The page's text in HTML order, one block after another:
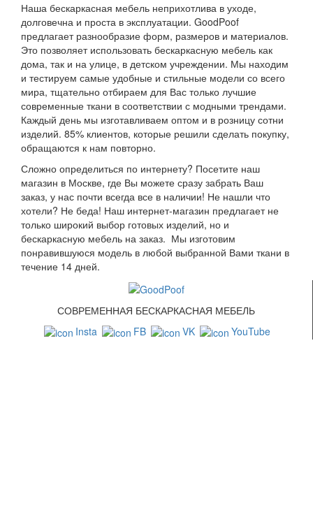
Наша бескаркасная мебель неприхотлива в уходе,
долговечна и проста в эксплуатации. GoodPoof
предлагает разнообразие форм, размеров и материалов.
Это позволяет использовать бескаркасную мебель как
дома, так и на улице, в детском учреждении. Мы находим
и тестируем самые удобные и стильные модели со всего
мира, тщательно отбираем для Вас только лучшие
современные ткани в соответствии с модными трендами.
Каждый день мы изготавливаем оптом и в розницу сотни
изделий. 85% клиентов, которые решили сделать покупку,
обращаются к нам повторно.
Сложно определиться по интернету? Посетите наш
магазин в Москве, где Вы можете сразу забрать Ваш
заказ, у нас почти всегда все в наличии! Не нашли что
хотели? Не беда! Наш интернет-магазин предлагает не
только широкий выбор готовых изделий, но и
бескаркасную мебель на заказ. Мы изготовим
понравившуюся модель в любой выбранной Вами ткани в
течение 14 дней.
СОВРЕМЕННАЯ БЕСКАРКАСНАЯ МЕБЕЛЬ
Insta
FB VK YouTube